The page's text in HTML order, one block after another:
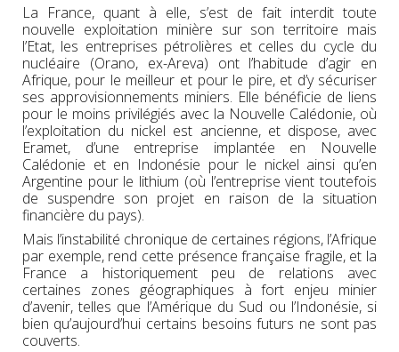
La France, quant à elle, s’est de fait interdit toute
nouvelle exploitation minière sur son territoire mais
l’Etat, les entreprises pétrolières et celles du cycle du
nucléaire (Orano, ex-Areva) ont l’habitude d’agir en
Afrique, pour le meilleur et pour le pire, et d’y sécuriser
ses approvisionnements miniers. Elle bénéficie de liens
pour le moins privilégiés avec la Nouvelle Calédonie, où
l’exploitation du nickel est ancienne, et dispose, avec
Eramet, d’une entreprise implantée en Nouvelle
Calédonie et en Indonésie pour le nickel ainsi qu’en
Argentine pour le lithium (où l’entreprise vient toutefois
de suspendre son projet en raison de la situation
financière du pays).
Mais l’instabilité chronique de certaines régions, l’Afrique
par exemple, rend cette présence française fragile, et la
France a historiquement peu de relations avec
certaines zones géographiques à fort enjeu minier
d’avenir, telles que l’Amérique du Sud ou l’Indonésie, si
bien qu’aujourd’hui certains besoins futurs ne sont pas
couverts.